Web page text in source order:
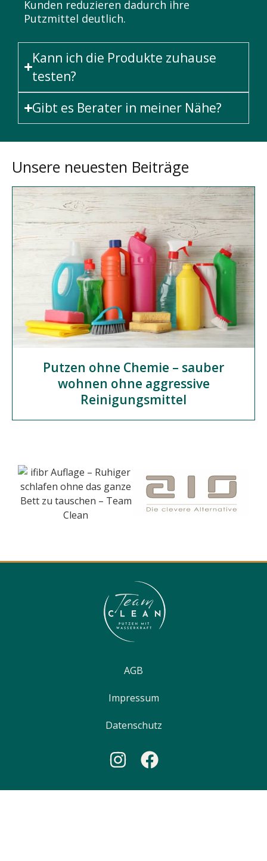
Kunden reduzieren dadurch ihre
Putzmittel deutlich.
Kann ich die Produkte zuhause
testen?
Gibt es Berater in meiner Nähe?
Unsere neuesten Beiträge
Putzen ohne Chemie – sauber
wohnen ohne aggressive
Reinigungsmittel
AGB
Impressum
Datenschutz